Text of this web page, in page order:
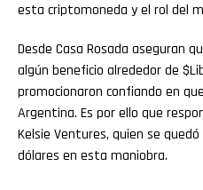
esta criptomoneda y el rol del
Desde Casa Rosada aseguran
algún beneficio alrededor de
promocionaron confiando en
Argentina. Es por ello que
Kelsie Ventures, quien se
dólares en esta maniobra.